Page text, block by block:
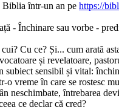
într-un an pe https://
- Închinare sau vorbe -
Cu ce? Și... cum arată
și revelatoare,
subiect sensibil și vital:
o vreme în care se rostesc
neschimbate, întrebarea
ce declar că cred?